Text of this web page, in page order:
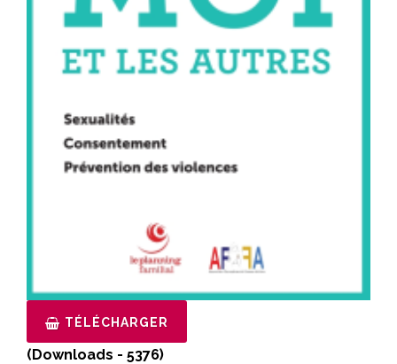
TÉLÉCHARGER
(Downloads - 5376)